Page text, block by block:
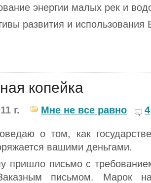
энергии малых рек и
развития и использования
копейка
г. Мне не все равно 4
о том, как
вашими деньгами.
пришло письмо с
письмом. Марок